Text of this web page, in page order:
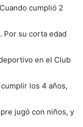
cumplió 2
Por su corta edad
en el Club
los 4 años,
jugó con niños, y